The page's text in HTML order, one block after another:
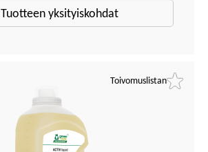
Tuotteen yksityiskohdat
Toivomuslistan